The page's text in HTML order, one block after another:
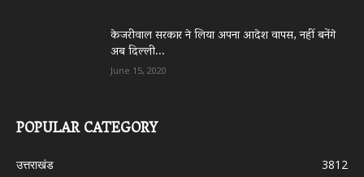
केजरीवाल सरकार ने लिया अपना आदेश वापस, नहीं बनेंगे
अब दिल्ली...
June 15, 2020
POPULAR CATEGORY
उत्तराखंड
3812